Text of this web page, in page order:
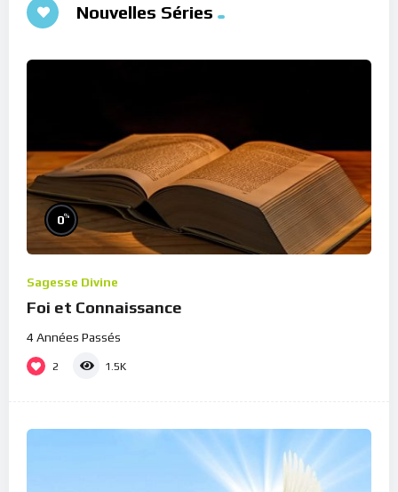
Nouvelles Séries
0%
Sagesse Divine
Foi et Connaissance
4 Années Passés
2 1.5K